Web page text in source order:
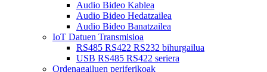
Audio Bideo Kablea
Audio Bideo Hedatzailea
Audio Bideo Banatzailea
IoT Datuen Transmisioa
RS485 RS422 RS232 bihurgailua
USB RS485 RS422 seriera
Ordenagailuen periferikoak